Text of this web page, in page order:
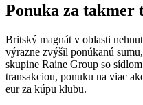
Ponuka za
Britský magnát v oblasti
výrazne zvýšil ponúkanú
skupine Raine Group so
transakciou, ponuku na viac
eur za kúpu klubu.